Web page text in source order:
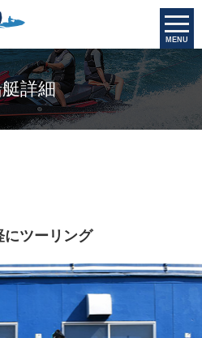
MENU
詳細
にツーリング